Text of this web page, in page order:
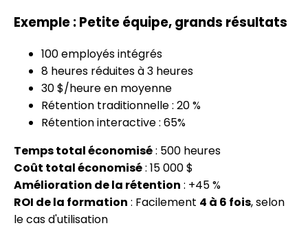
Exemple : Petite équipe, grands résultats
100 employés intégrés
8 heures réduites à 3 heures
30 $/heure en moyenne
Rétention traditionnelle : 20 %
Rétention interactive : 65%
Temps total économisé: 500 heures
Coût total économisé: 15 000 $
Amélioration de la rétention : +45 %
ROI de la formation : Facilement 4 à 6 fois, selon
le cas d'utilisation